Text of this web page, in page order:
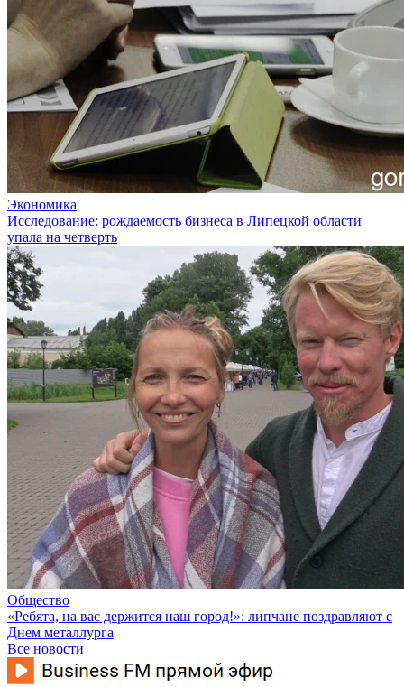
Экономика
Исследование: рождаемость бизнеса в Липецкой области
упала на четверть
Общество
«Ребята, на вас держится наш город!»: липчане поздравляют с
Днем металлурга
Все новости